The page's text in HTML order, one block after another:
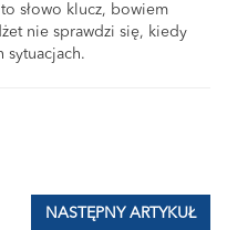
słowo klucz, bowiem
nie sprawdzi się, kiedy
sytuacjach.
NASTĘPNY ARTYKUŁ